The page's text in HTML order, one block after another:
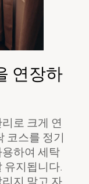
연장하
로 크게 연
코스를 정기
하여 세탁
유지됩니다.